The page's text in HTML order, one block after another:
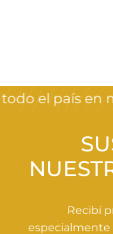
9
,
el país en
Recibí
especialmente